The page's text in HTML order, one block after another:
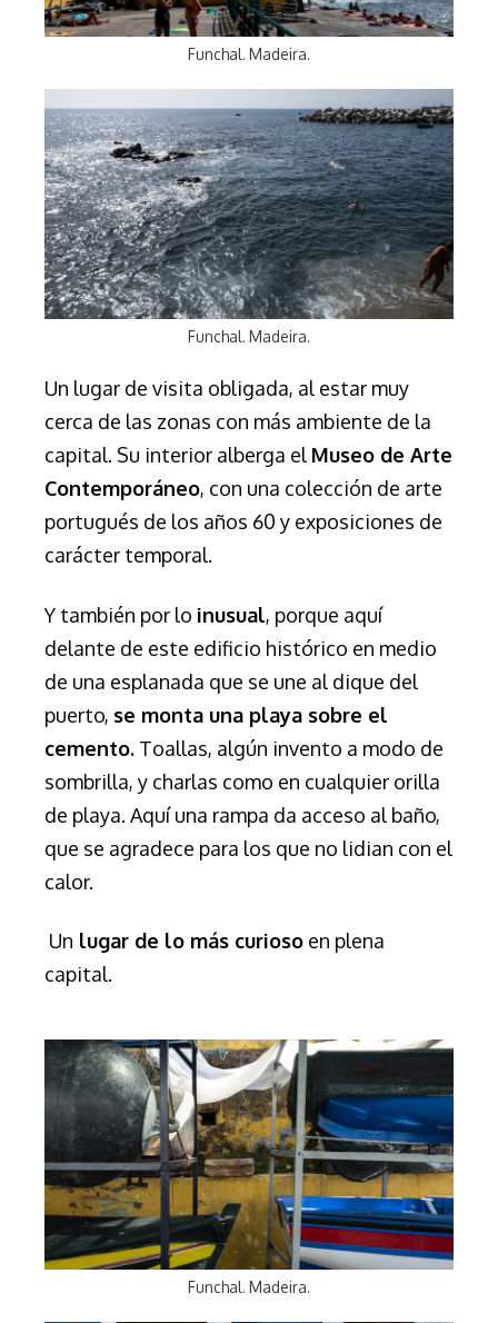
Funchal. Madeira.
Funchal. Madeira.
Un lugar de visita obligada, al estar muy
cerca de las zonas con más ambiente de la
capital. Su interior alberga el Museo de Arte
Contemporáneo, con una colección de arte
portugués de los años 60 y exposiciones de
carácter temporal.
Y también por lo inusual, porque aquí
delante de este edificio histórico en medio
de una esplanada que se une al dique del
puerto, se monta una playa sobre el
cemento. Toallas, algún invento a modo de
sombrilla, y charlas como en cualquier orilla
de playa. Aquí una rampa da acceso al baño,
que se agradece para los que no lidian con el
calor.
Un lugar de lo más curioso en plena
capital.
Funchal. Madeira.